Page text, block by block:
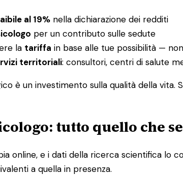
al 19% nella dichiarazione dei redditi
per un contributo sulle sedute
la tariffa in base alle tue possibilità —
territoriali: consultori, centri di salute
è un investimento sulla qualità della
tutto quello che
online, e i dati della ricerca scientifica
a quella in presenza.